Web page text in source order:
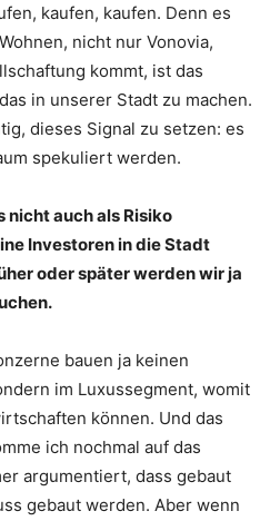
kaufen, kaufen. Denn es
nicht nur Vonovia,
kommt, ist das
in unserer Stadt zu machen.
dieses Signal zu setzen: es
spekuliert werden.
nicht auch als Risiko
Investoren in die Stadt
oder später werden wir ja
bauen ja keinen
im Luxussegment, womit
können. Und das
ich nochmal auf das
argumentiert, dass gebaut
gebaut werden. Aber wenn